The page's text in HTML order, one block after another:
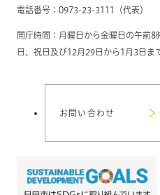
電話番号：0973-23-3111（代表）
開庁時間：月曜日から金曜日の午前
日、祝日及び12月29日から1月3日ま
お問い合わせ